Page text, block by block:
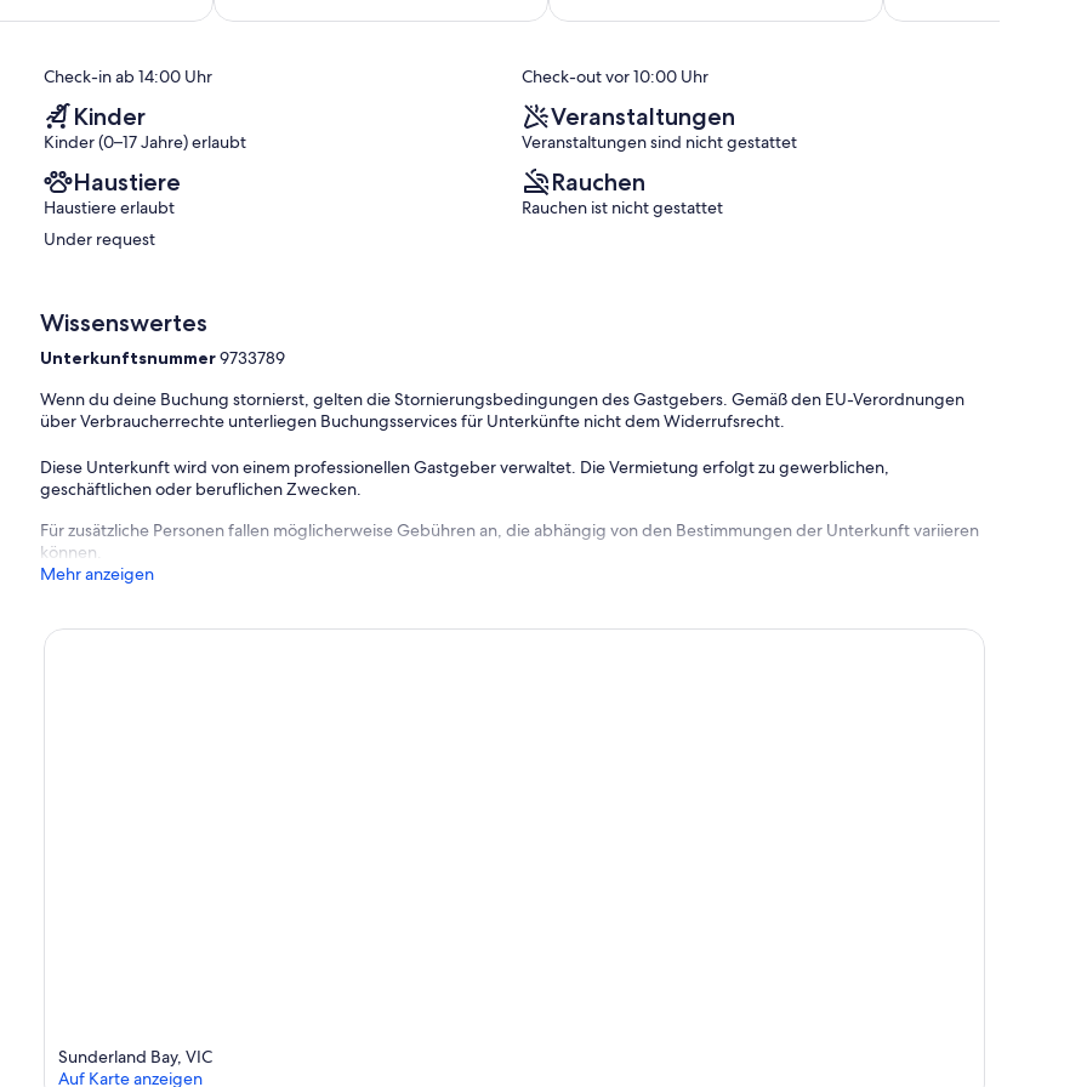
is located in a residential area and noise and public disturbances
without notice should noise or nuisance complaints be
at time of booking.
disturbances will not be tolerated. Guests will be asked to
be received or if the number of guests exceeds the
doonas with covers, pillows with pillow protectors, plenty of
bring your own or if you would like to hire linen, please let
the bond and no payment is required.
your own.
OF AGE. (With the exception of children accompanied by
Cape
Außergewöhnlich,
Check-in ab 14:00 Uhr Check-out vor 10:00 Uhr
Kinder
Kinder (0–17 Jahre) erlaubt
Veranstaltungen
Veranstaltungen sind nicht gestattet
Haustiere
Haustiere erlaubt
Under request
Rauchen
Rauchen ist nicht gestattet
Wissenswertes
Unterkunftsnummer9733789
Wenn du deine Buchung stornierst, gelten die Stornierungsbedingungen des Gastgebers. Gemäß den EU-Verordnungen
über Verbraucherrechte unterliegen Buchungsservices für Unterkünfte nicht dem Widerrufsrecht.
Diese Unterkunft wird von einem professionellen Gastgeber verwaltet. Die Vermietung erfolgt zu gewerblichen,
geschäftlichen oder beruflichen Zwecken.
Für zusätzliche Personen fallen möglicherweise Gebühren an, die abhängig von den Bestimmungen der Unterkunft variieren
können.
Mehr anzeigen
Sunderland Bay, VIC
Auf Karte anzeigen